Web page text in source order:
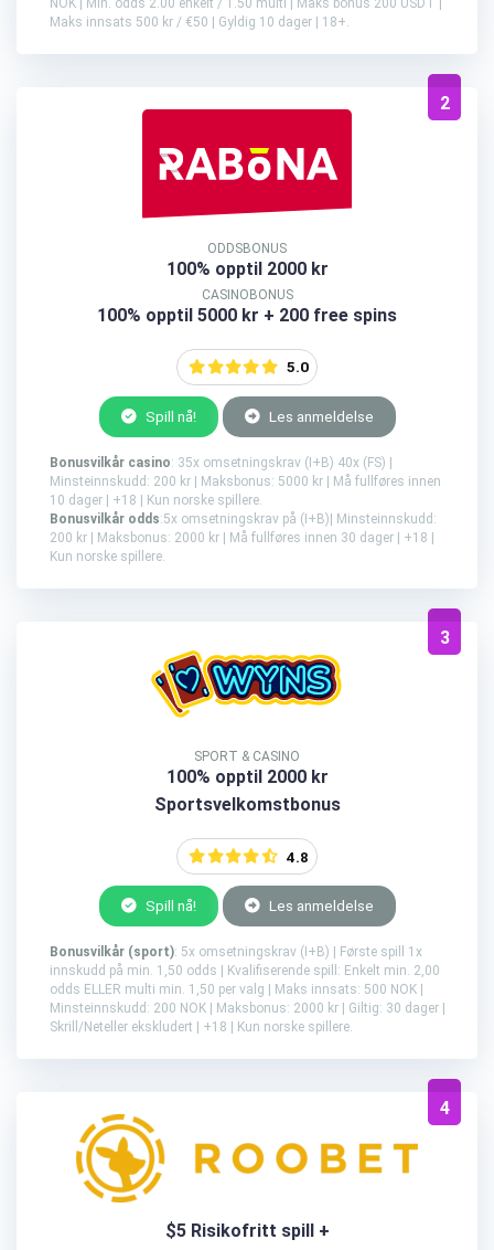
NOK | Min. odds 2.00 enkelt / 1.50 multi | Maks bonus 200 USDT |
Maks innsats 500 kr / €50 | Gyldig 10 dager | 18+.
2
ODDSBONUS
100% opptil 2000 kr
CASINOBONUS
100% opptil 5000 kr + 200 free spins
5.0
Spill nå! Les anmeldelse
Bonusvilkår casino: 35x omsetningskrav (I+B) 40x (FS) |
Minsteinnskudd: 200 kr | Maksbonus: 5000 kr | Må fullføres innen
10 dager | +18 | Kun norske spillere.
Bonusvilkår odds:5x omsetningskrav på (I+B)| Minsteinnskudd:
200 kr | Maksbonus: 2000 kr | Må fullføres innen 30 dager | +18 |
Kun norske spillere.
3
SPORT & CASINO
100% opptil 2000 kr
Sportsvelkomstbonus
4.8
Spill nå! Les anmeldelse
Bonusvilkår (sport): 5x omsetningskrav (I+B) | Første spill 1x
innskudd på min. 1,50 odds | Kvalifiserende spill: Enkelt min. 2,00
odds ELLER multi min. 1,50 per valg | Maks innsats: 500 NOK |
Minsteinnskudd: 200 NOK | Maksbonus: 2000 kr | Giltig: 30 dager |
Skrill/Neteller ekskludert | +18 | Kun norske spillere.
4
$5 Risikofritt spill +